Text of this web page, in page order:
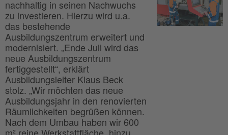
nachhaltig in seinen Nachwuchs
zu investieren. Hierzu wird u.a.
das bestehende
Ausbildungszentrum erweitert und
modernisiert. „Ende Juli wird das
neue Ausbildungszentrum
fertiggestellt“, erklärt
Ausbildungsleiter Klaus Beck
stolz. „Wir möchten das neue
Ausbildungsjahr in den renovierten
Räumlichkeiten begrüßen können.
Nach dem Umbau haben wir 600